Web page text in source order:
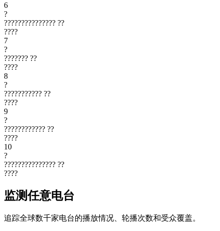
6
?
??????????????? ??
????
7
?
??????? ??
????
8
?
??????????? ??
????
9
?
???????????? ??
????
10
?
??????????????? ??
????
监测任意电台
追踪全球数千家电台的播放情况、轮播次数和受众覆盖。